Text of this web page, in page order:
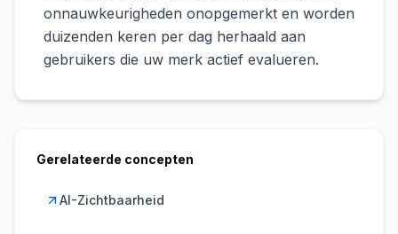
onnauwkeurigheden onopgemerkt en worden
duizenden keren per dag herhaald aan
gebruikers die uw merk actief evalueren.
Gerelateerde concepten
AI-Zichtbaarheid